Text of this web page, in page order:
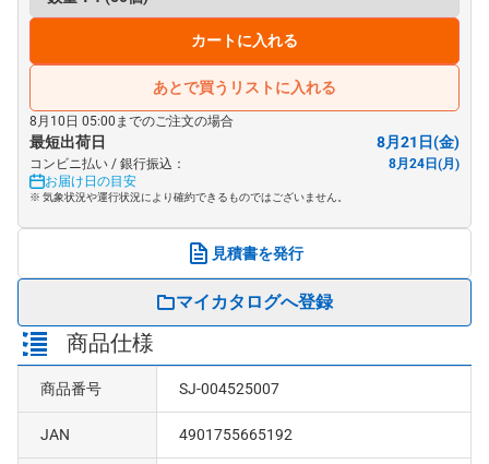
カートに入れる
あとで買うリストに入れる
8月10日 05:00までのご注文の場合
最短出荷日 8月21日(金)
コンビニ払い / 銀行振込：
8月24日(月)
お届け日の目安
※ 気象状況や運行状況により確約できるものではございません。
見積書を発行
マイカタログへ登録
商品仕様
商品番号 SJ-004525007
JAN 4901755665192